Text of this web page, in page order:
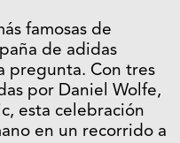
famosas de
de adidas
pregunta. Con tres
por Daniel Wolfe,
esta celebración
en un recorrido a